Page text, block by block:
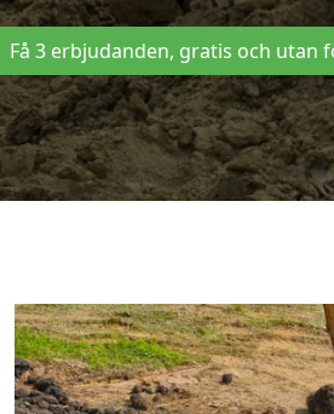
Få 3 erbjudanden, gratis och utan